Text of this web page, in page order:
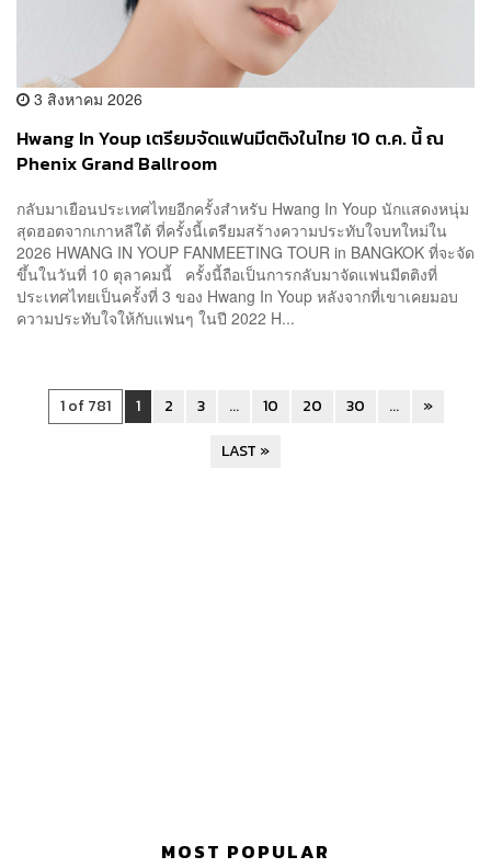
3 สิงหาคม 2026
Hwang In Youp เตรียมจัดแฟนมีตติงในไทย 10 ต.ค. นี้ ณ
Phenix Grand Ballroom
กลับมาเยือนประเทศไทยอีกครั้งสำหรับ Hwang In Youp นักแสดงหนุ่ม
สุดฮอตจากเกาหลีใต้ ที่ครั้งนี้เตรียมสร้างความประทับใจบทใหม่ใน
2026 HWANG IN YOUP FANMEETING TOUR in BANGKOK ที่จะจัด
ขึ้นในวันที่ 10 ตุลาคมนี้ ครั้งนี้ถือเป็นการกลับมาจัดแฟนมีตติงที่
ประเทศไทยเป็นครั้งที่ 3 ของ Hwang In Youp หลังจากที่เขาเคยมอบ
ความประทับใจให้กับแฟนๆ ในปี 2022 H...
1 of 781 1 2 3 ... 10 20 30 ...
»
LAST »
MOST POPULAR